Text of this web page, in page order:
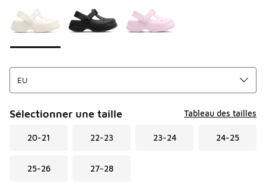
Sélectionner une taille Tableau des tailles
20-21 22-23 23-24 24-25
25-26 27-28